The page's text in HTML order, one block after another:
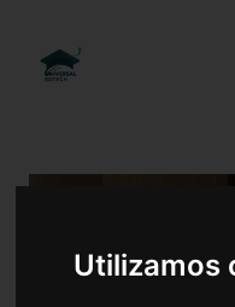
Utilizamos